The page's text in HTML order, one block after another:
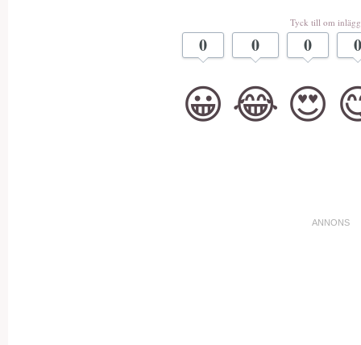
Tyck till om
0
😀
0
😂
0
😍
0